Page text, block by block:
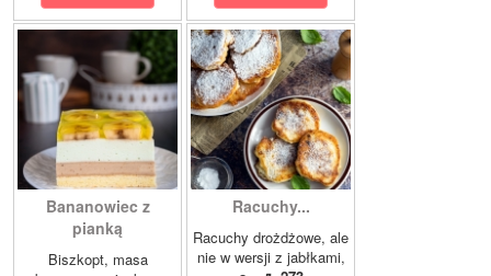
Bananowiec z
pianką
Biszkopt, masa
Racuchy...
Racuchy drożdżowe, ale
nie w wersji z jabłkami,